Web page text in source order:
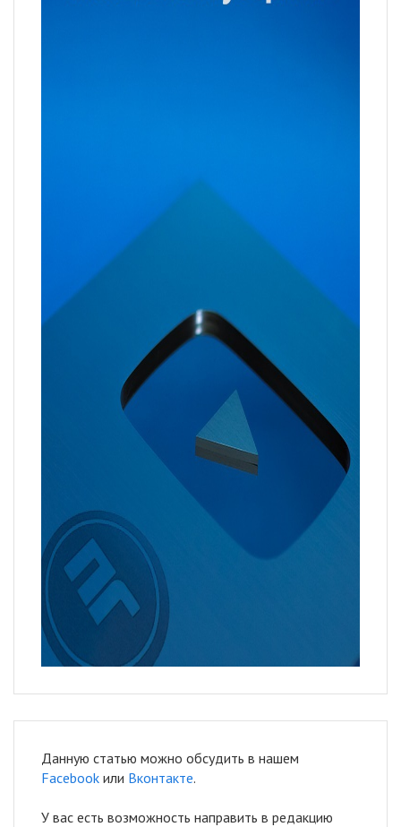
Данную статью можно обсудить в нашем
Facebook или Вконтакте.
У вас есть возможность направить в редакцию